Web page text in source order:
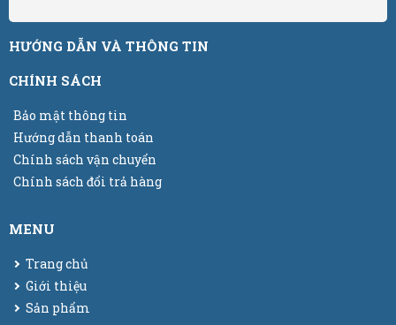
HƯỚNG DẪN VÀ THÔNG TIN
CHÍNH SÁCH
Bảo mật thông tin
Hướng dẫn thanh toán
Chính sách vận chuyển
Chính sách đổi trả hàng
MENU
Trang chủ
Giới thiệu
Sản phẩm